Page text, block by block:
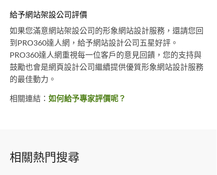
給予網站架設公司評價
如果您滿意網站架設公司的形象網站設計服務，還請您回
到PRO360達人網，給予網站設計公司五星好評。
PRO360達人網重視每一位客戶的意見回饋，您的支持與
鼓勵也會是網頁設計公司繼續提供優質形象網站設計服務
的最佳動力。
相關連結： 如何給予專家評價呢？
相關熱門搜尋